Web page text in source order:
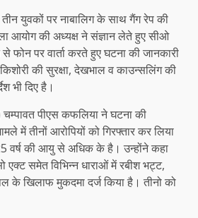
युवकों पर नाबालिग के साथ गैंग रेप की
आयोग की अध्यक्ष ने संज्ञान लेते हुए सीओ
फोन पर वार्ता करते हुए घटना की जानकारी
की सुरक्षा, देखभाल व काउन्सलिंग की
भी दिए है।
चम्पावत पीएस कफलिया ने घटना की
में तीनों आरोपियों को गिरफ्तार कर लिया
वर्ष की आयु से अधिक के है। उन्होंने कहा
एक्ट समेत विभिन्न धाराओं में रबीश भट्ट,
के खिलाफ मुकदमा दर्ज किया है। तीनो को